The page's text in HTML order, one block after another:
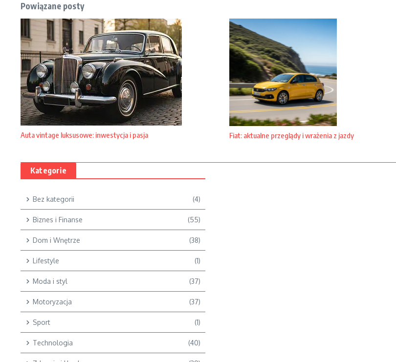
Powiązane posty
Auta vintage luksusowe: inwestycja i pasja Fiat: aktualne przeglądy i wrażenia z jazdy
Kategorie
Bez kategorii (4)
Biznes i Finanse (55)
Dom i Wnętrze (38)
Lifestyle (1)
Moda i styl (37)
Motoryzacja (37)
Sport (1)
Technologia (40)